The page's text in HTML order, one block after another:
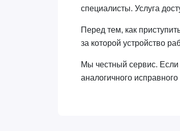
специалисты. Услуга
Перед тем, как
за которой устройство
Мы честный сервис. Если
аналогичного